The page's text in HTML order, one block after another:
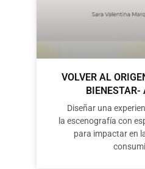
VOLVER AL
Diseñar una
la escenografía con
para impactar en